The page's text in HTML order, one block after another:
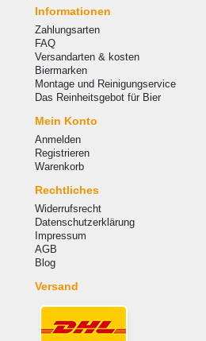
Informationen
Zahlungsarten
FAQ
Versandarten & kosten
Biermarken
Montage und Reinigungservice
Das Reinheitsgebot für Bier
Mein Konto
Anmelden
Registrieren
Warenkorb
Rechtliches
Widerrufsrecht
Datenschutzerklärung
Impressum
AGB
Blog
Versand